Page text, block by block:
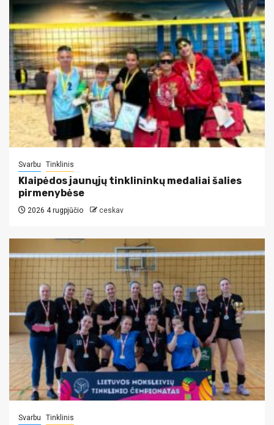
Svarbu Tinklinis
Klaipėdos jaunųjų tinklininkų medaliai šalies
pirmenybėse
2026 4 rugpjūčio ceskav
Svarbu Tinklinis